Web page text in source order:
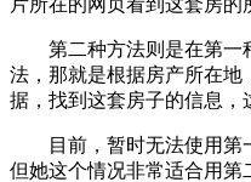
第二种方法则是在第一
法，那就是根据房产所在地
据，找到这套房子的信息，
目前，暂时无法使用第一
但她这个情况非常适合用第